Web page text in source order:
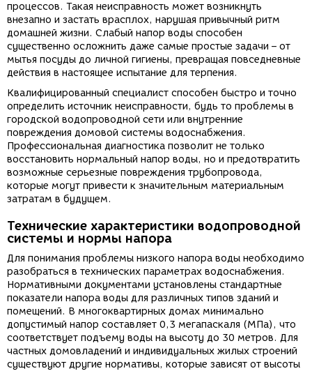
процессов. Такая неисправность может возникнуть
внезапно и застать врасплох, нарушая привычный ритм
домашней жизни. Слабый напор воды способен
существенно осложнить даже самые простые задачи – от
мытья посуды до личной гигиены, превращая повседневные
действия в настоящее испытание для терпения.
Квалифицированный специалист способен быстро и точно
определить источник неисправности, будь то проблемы в
городской водопроводной сети или внутренние
повреждения домовой системы водоснабжения.
Профессиональная диагностика позволит не только
восстановить нормальный напор воды, но и предотвратить
возможные серьезные повреждения трубопровода,
которые могут привести к значительным материальным
затратам в будущем.
Технические характеристики водопроводной
системы и нормы напора
Для понимания проблемы низкого напора воды необходимо
разобраться в технических параметрах водоснабжения.
Нормативными документами установлены стандартные
показатели напора воды для различных типов зданий и
помещений. В многоквартирных домах минимально
допустимый напор составляет 0,3 мегапаскаля (МПа), что
соответствует подъему воды на высоту до 30 метров. Для
частных домовладений и индивидуальных жилых строений
существуют другие нормативы, которые зависят от высоты